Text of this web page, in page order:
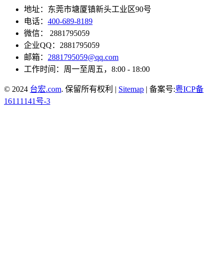
地址：东莞市塘厦镇新头工业区90号
电话： 400-689-8189
微信： 2881795059
企业QQ：2881795059
邮箱： 2881795059@qq.com
工作时间：周一至周五，8:00 - 18:00
© 2024 台宏.com. 保留所有权利 | Sitemap | 备案号:粤ICP备
16111141号-3